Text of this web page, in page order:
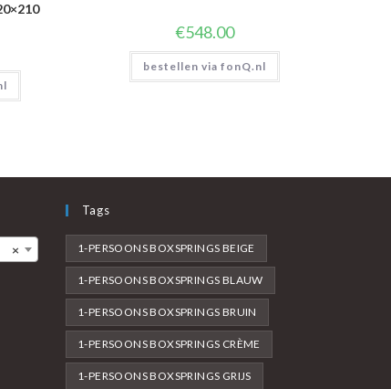
€548.00
bestellen via fonQ.nl
×
Tags
1-PERSOONS BOXSPRINGS BEIGE
1-PERSOONS BOXSPRINGS BLAUW
1-PERSOONS BOXSPRINGS BRUIN
1-PERSOONS BOXSPRINGS CRÈME
1-PERSOONS BOXSPRINGS GRIJS